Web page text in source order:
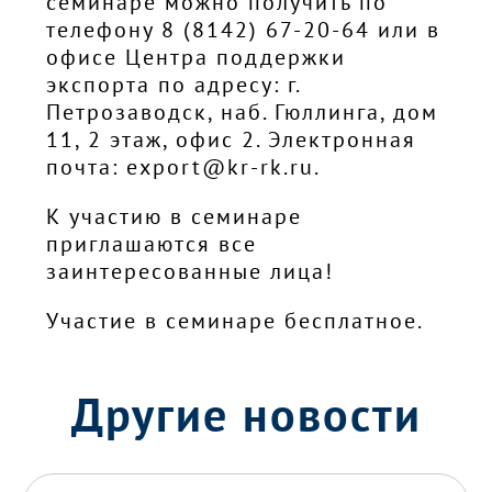
телефону 8 (8142) 67-20-64 или в
офисе Центра поддержки
экспорта по адресу: г.
Петрозаводск, наб. Гюллинга, дом
11, 2 этаж, офис 2. Электронная
почта: export@kr-rk.ru.
К участию в семинаре
приглашаются все
заинтересованные лица!
Участие в семинаре бесплатное.
Другие новости